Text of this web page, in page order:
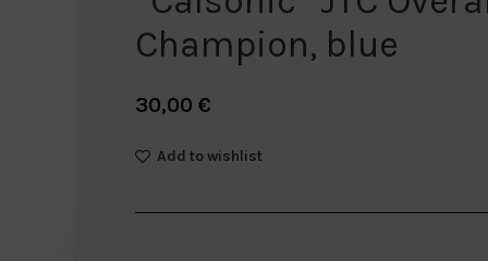
Champion, blue
30,00 €
Add to wishlist